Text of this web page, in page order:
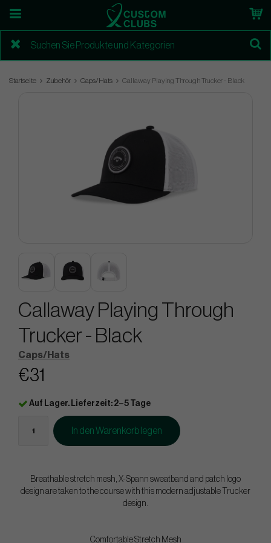
Startseite Zubehör Caps/Hats Callaway Playing Through Trucker - Black
Callaway Playing Through
Trucker - Black
Caps/Hats
€31
Auf Lager. Lieferzeit: 2–5 Tage
In den Warenkorb legen
Breathable stretch mesh, X-Spann sweatband and patch logo
design are taken to the course with this modern adjustable Trucker
design.
Comfortable Stretch Mesh